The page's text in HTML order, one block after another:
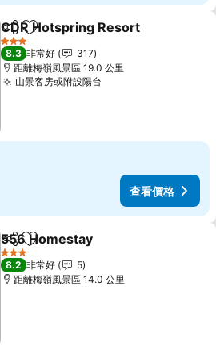
分享 加入我的最愛
CDR Hotspring Resort
3 星級
8.3 非常好
317
距離梅嶺風景區 19.0 公里
山景客房或附設陽台
查看價格
分享 加入我的最愛
556 Homestay
3 星級
8.2 非常好
5
距離梅嶺風景區 14.0 公里